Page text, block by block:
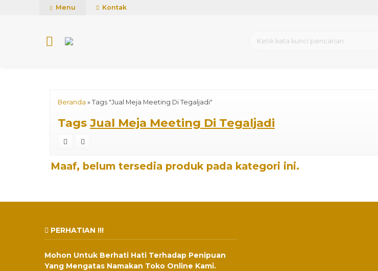
mUCn7CwGawCVTvwq7a99f4AgACOVgZvYEW65FFSDBf0
Menu Kontak
Beranda » Tags "Jual Meja Meeting Di Tegaljadi"
Tags Jual Meja Meeting Di Tegaljadi
Maaf, belum tersedia produk pada kategori ini.
PERHATIAN !!!
Mohon Untuk Berhati Hati Terhadap Penipuan
Yang Mengatas Namakan Toko Online Kami.